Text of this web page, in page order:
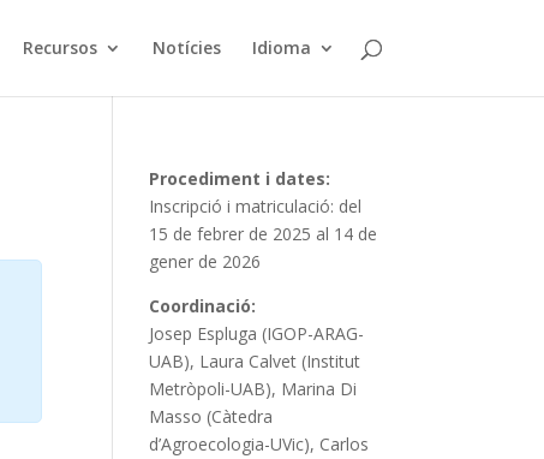
Recursos Notícies Idioma
Procediment i dates:
Inscripció i matriculació: del
15 de febrer de 2025 al 14 de
gener de 2026
Coordinació:
Josep Espluga (IGOP-ARAG-
UAB), Laura Calvet (Institut
Metròpoli-UAB), Marina Di
Masso (Càtedra
d’Agroecologia-UVic), Carlos